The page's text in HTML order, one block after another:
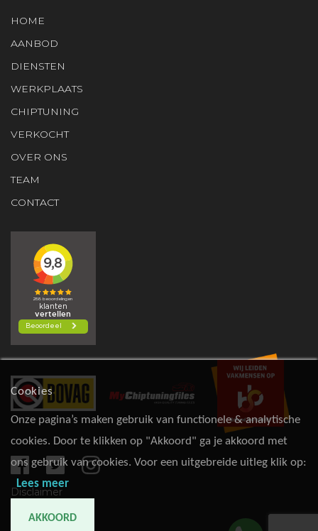
HOME
AANBOD
DIENSTEN
WERKPLAATS
CHIPTUNING
VERKOCHT
OVER ONS
TEAM
CONTACT
Disclaimer
Cookies
Onze pagina’s maken gebruik van functionele & analytische
cookies. Door te klikken op "Akkoord" ga je akkoord met
ons gebruik van cookies. Voor een uitgebreide uitleg klik op:
Lees meer
AKKOORD